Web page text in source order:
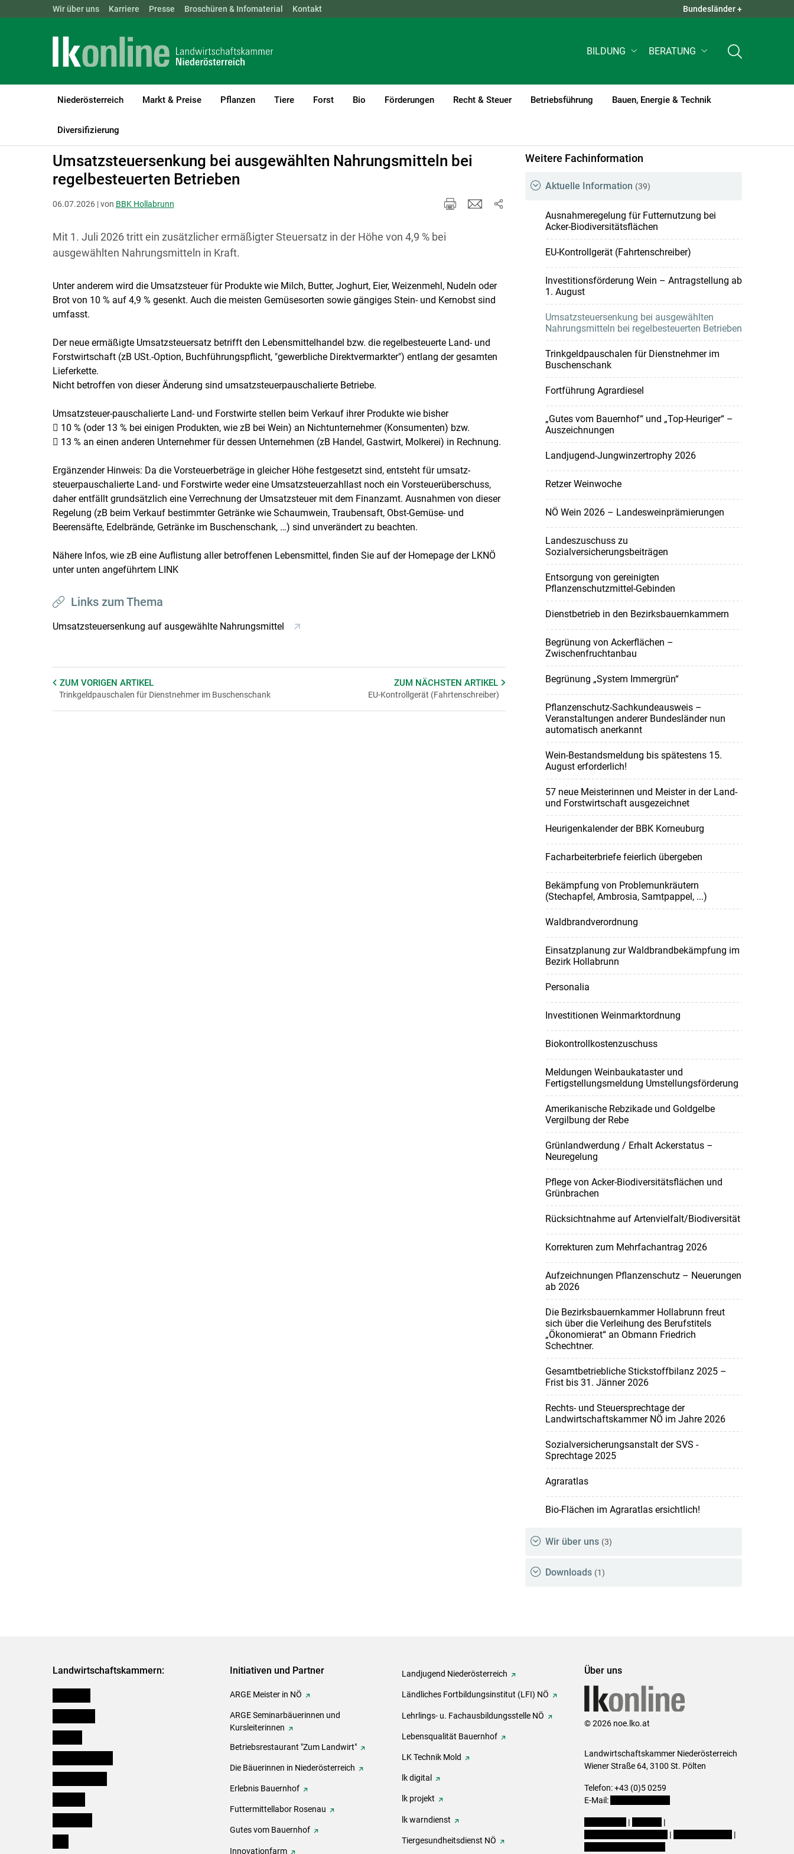
Skip to main content
Landwirtschaftskammern: ÖSTERREICH BGLD KTN NÖ OÖ SBG QUICK LINKS +
Wir über uns Karriere Presse Broschüren & Infomaterial Kontakt Bundesländer +
BILDUNG BERATUNG
Niederösterreich Markt & Preise Pflanzen Tiere Forst Bio Förderungen Recht & Steuer Betriebsführung Bauen, Energie & Technik
Diversifizierung
LK Niederösterreich
Umsatzsteuersenkung bei ausgewählten Nahrungsmitteln bei
regelbesteuerten Betrieben
06.07.2026 | von BBK Hollabrunn
Mit 1. Juli 2026 tritt ein zusätzlicher ermäßigter Steuersatz in der Höhe von 4,9 % bei
ausgewählten Nahrungsmitteln in Kraft.
Unter anderem wird die Umsatzsteuer für Produkte wie Milch, Butter, Joghurt, Eier, Weizenmehl, Nudeln oder
Brot von 10 % auf 4,9 % gesenkt. Auch die meisten Gemüsesorten sowie gängiges Stein- und Kernobst sind
umfasst.
Der neue ermäßigte Umsatzsteuersatz betrifft den Lebensmittelhandel bzw. die regelbesteuerte Land- und
Forstwirtschaft (zB USt.-Option, Buchführungspflicht, "gewerbliche Direktvermarkter") entlang der gesamten
Lieferkette.
Nicht betroffen von dieser Änderung sind umsatzsteuerpauschalierte Betriebe.
Umsatzsteuer-pauschalierte Land- und Forstwirte stellen beim Verkauf ihrer Produkte wie bisher
 10 % (oder 13 % bei einigen Produkten, wie zB bei Wein) an Nichtunternehmer (Konsumenten) bzw.
 13 % an einen anderen Unternehmer für dessen Unternehmen (zB Handel, Gastwirt, Molkerei) in Rechnung.
Ergänzender Hinweis: Da die Vorsteuerbeträge in gleicher Höhe festgesetzt sind, entsteht für umsatz-
steuerpauschalierte Land- und Forstwirte weder eine Umsatzsteuerzahllast noch ein Vorsteuerüberschuss,
daher entfällt grundsätzlich eine Verrechnung der Umsatzsteuer mit dem Finanzamt. Ausnahmen von dieser
Regelung (zB beim Verkauf bestimmter Getränke wie Schaumwein, Traubensaft, Obst-Gemüse- und
Beerensäfte, Edelbrände, Getränke im Buschenschank, …) sind unverändert zu beachten.
Nähere Infos, wie zB eine Auflistung aller betroffenen Lebensmittel, finden Sie auf der Homepage der LKNÖ
unter unten angeführtem LINK
Links zum Thema
Umsatzsteuersenkung auf ausgewählte Nahrungsmittel
ZUM VORIGEN ARTIKEL
Trinkgeldpauschalen für Dienstnehmer im Buschenschank
ZUM NÄCHSTENARTIKEL
EU-Kontrollgerät (Fahrtenschreiber)
Weitere Fachinformation
Aktuelle Information (39)
Ausnahmeregelung für Futternutzung bei
Acker-Biodiversitätsflächen
EU-Kontrollgerät (Fahrtenschreiber)
Investitionsförderung Wein – Antragstellung ab
1. August
Umsatzsteuersenkung bei ausgewählten
Nahrungsmitteln bei regelbesteuerten Betrieben
Trinkgeldpauschalen für Dienstnehmer im
Buschenschank
Fortführung Agrardiesel
„Gutes vom Bauernhof“ und „Top-Heuriger“ –
Auszeichnungen
Landjugend-Jungwinzertrophy 2026
Retzer Weinwoche
NÖ Wein 2026 – Landesweinprämierungen
Landeszuschuss zu
Sozialversicherungsbeiträgen
Entsorgung von gereinigten
Pflanzenschutzmittel-Gebinden
Dienstbetrieb in den Bezirksbauernkammern
Begrünung von Ackerflächen –
Zwischenfruchtanbau
Begrünung „System Immergrün“
Pflanzenschutz-Sachkundeausweis –
Veranstaltungen anderer Bundesländer nun
automatisch anerkannt
Wein-Bestandsmeldung bis spätestens 15.
August erforderlich!
57 neue Meisterinnen und Meister in der Land-
und Forstwirtschaft ausgezeichnet
Heurigenkalender der BBK Korneuburg
Facharbeiterbriefe feierlich übergeben
Bekämpfung von Problemunkräutern
(Stechapfel, Ambrosia, Samtpappel, ...)
Waldbrandverordnung
Einsatzplanung zur Waldbrandbekämpfung im
Bezirk Hollabrunn
Personalia
Investitionen Weinmarktordnung
Biokontrollkostenzuschuss
Meldungen Weinbaukataster und
Fertigstellungsmeldung Umstellungsförderung
Amerikanische Rebzikade und Goldgelbe
Vergilbung der Rebe
Grünlandwerdung / Erhalt Ackerstatus –
Neuregelung
Pflege von Acker-Biodiversitätsflächen und
Grünbrachen
Rücksichtnahme auf Artenvielfalt/Biodiversität
Korrekturen zum Mehrfachantrag 2026
Aufzeichnungen Pflanzenschutz – Neuerungen
ab 2026
Die Bezirksbauernkammer Hollabrunn freut
sich über die Verleihung des Berufstitels
„Ökonomierat“ an Obmann Friedrich
Schechtner.
Gesamtbetriebliche Stickstoffbilanz 2025 –
Frist bis 31. Jänner 2026
Rechts- und Steuersprechtage der
Landwirtschaftskammer NÖ im Jahre 2026
Sozialversicherungsanstalt der SVS -
Sprechtage 2025
Agraratlas
Bio-Flächen im Agraratlas ersichtlich!
Wir über uns (3)
Downloads (1)
Landwirtschaftskammern: Initiativen und Partner
ARGE Meister in NÖ
ARGE Seminarbäuerinnen und
Kursleiterinnen
Betriebsrestaurant "Zum Landwirt"
Die Bäuerinnen in Niederösterreich
Erlebnis Bauernhof
Futtermittellabor Rosenau
Gutes vom Bauernhof
Innovationfarm
Landjugend Niederösterreich
Ländliches Fortbildungsinstitut (LFI) NÖ
Lehrlings- u. Fachausbildungsstelle NÖ
Lebensqualität Bauernhof
LK Technik Mold
lk digital
lk projekt
lk warndienst
Tiergesundheitsdienst NÖ
Über uns
© 2026 noe.lko.at
Landwirtschaftskammer Niederösterreich
Wiener Straße 64, 3100 St. Pölten
Telefon: +43 (0)5 0259
E-Mail:
|
|
|
|